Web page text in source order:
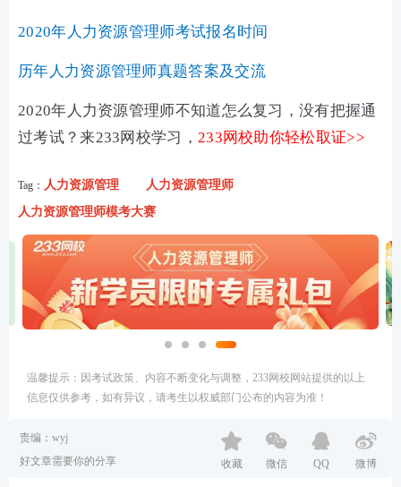
2020年人力资源管理师考试报名时间
历年人力资源管理师真题答案及交流
2020年人力资源管理师不知道怎么复习，没有把握通
过考试？来233网校学习， 233网校助你轻松取证>>
Tag： 人力资源管理
人力资源管理师
人力资源管理师模考大赛
温馨提示：因考试政策、内容不断变化与调整，233网校网站提供的以上
信息仅供参考，如有异议，请考生以权威部门公布的内容为准！
责编：wyj
好文章需要你的分享
收藏 微信 QQ 微博